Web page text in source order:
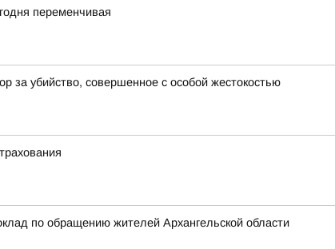
переменчивая
за убийство, совершенное с особой жестокостью
по обращению жителей Архангельской области